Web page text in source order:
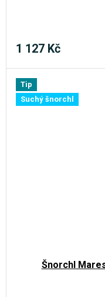
1 127 Kč
Tip
Suchý šnorchl
Šnorchl